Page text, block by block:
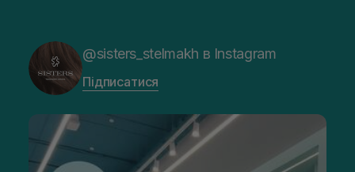
@sisters_stelmakh в Instagram
Підписатися